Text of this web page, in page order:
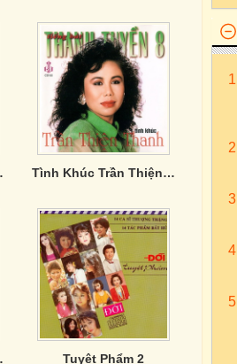
Tình Khúc Trần Thiện Thanh - Thanh Tuyền 8
Em Tuyệt Phẩm 2